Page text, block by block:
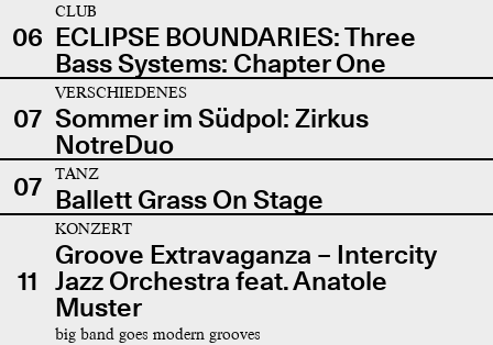
06
CLUB
ECLIPSE BOUNDARIES: Three
Bass Systems: Chapter One
07
VERSCHIEDENES
Sommer im Südpol: Zirkus
NotreDuo
07
TANZ
Ballett Grass On Stage
11
KONZERT
Groove Extravaganza – Intercity
Jazz Orchestra feat. Anatole
Muster
big band goes modern grooves